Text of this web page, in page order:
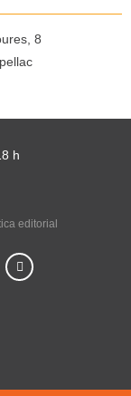
8
h
editorial